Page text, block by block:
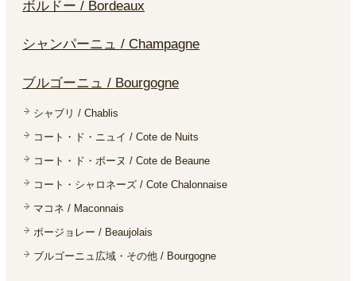
ボルドー / Bordeaux
シャンパーニュ / Champagne
ブルゴーニュ / Bourgogne
シャブリ / Chablis
コート・ド・ニュイ / Cote de Nuits
コート・ド・ボーヌ / Cote de Beaune
コート・シャロネーズ / Cote Chalonnaise
マコネ / Maconnais
ボージョレー / Beaujolais
ブルゴーニュ広域・その他 / Bourgogne